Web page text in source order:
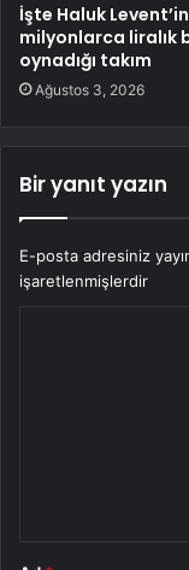
İşte Haluk Levent’in
milyonlarca liralık
oynadığı takım
Ağustos 3, 2026
Bir yanıt yazın
E-posta adresiniz
işaretlenmişlerdir